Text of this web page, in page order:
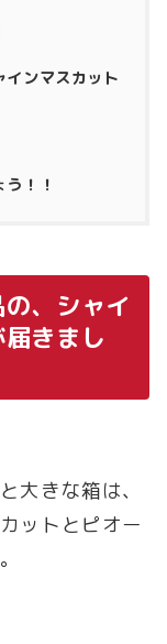
ンマスカット
！！
、シャイ
きまし
大きな箱は、
ットとピオー